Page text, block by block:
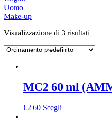
Uomo
Make-up
Visualizzazione di 3 risultati
MC2 60 ml
€2.60 Scegli